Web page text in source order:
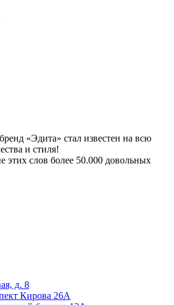
«Эдита» стал известен на всю
и стиля!
этих слов более 50.000 довольных
д. 8
Кирова 26А